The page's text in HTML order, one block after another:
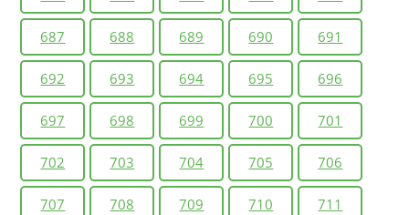
687 688 689 690 691
692 693 694 695 696
697 698 699 700 701
702 703 704 705 706
707 708 709 710 711